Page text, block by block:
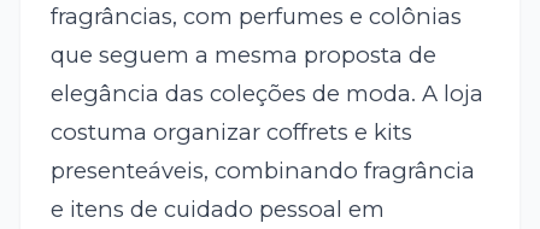
fragrâncias, com perfumes e colônias
que seguem a mesma proposta de
elegância das coleções de moda. A loja
costuma organizar coffrets e kits
presenteáveis, combinando fragrância
e itens de cuidado pessoal em